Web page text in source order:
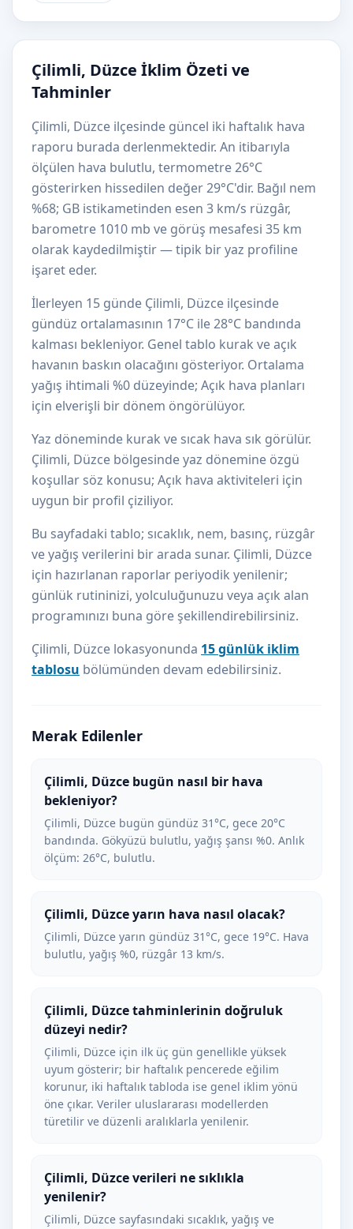
Çilimli, Düzce İklim Özeti ve
Tahminler
Çilimli, Düzce ilçesinde güncel iki haftalık hava
raporu burada derlenmektedir. An itibarıyla
ölçülen hava bulutlu, termometre 26°C
gösterirken hissedilen değer 29°C'dir. Bağıl nem
%68; GB istikametinden esen 3 km/s rüzgâr,
barometre 1010 mb ve görüş mesafesi 35 km
olarak kaydedilmiştir — tipik bir yaz profiline
işaret eder.
İlerleyen 15 günde Çilimli, Düzce ilçesinde
gündüz ortalamasının 17°C ile 28°C bandında
kalması bekleniyor. Genel tablo kurak ve açık
havanın baskın olacağını gösteriyor. Ortalama
yağış ihtimali %0 düzeyinde; Açık hava planları
için elverişli bir dönem öngörülüyor.
Yaz döneminde kurak ve sıcak hava sık görülür.
Çilimli, Düzce bölgesinde yaz dönemine özgü
koşullar söz konusu; Açık hava aktiviteleri için
uygun bir profil çiziliyor.
Bu sayfadaki tablo; sıcaklık, nem, basınç, rüzgâr
ve yağış verilerini bir arada sunar. Çilimli, Düzce
için hazırlanan raporlar periyodik yenilenir;
günlük rutininizi, yolculuğunuzu veya açık alan
programınızı buna göre şekillendirebilirsiniz.
Çilimli, Düzce lokasyonunda 15 günlük iklim
tablosu bölümünden devam edebilirsiniz.
Merak Edilenler
Çilimli, Düzce bugün nasıl bir hava
bekleniyor?
Çilimli, Düzce bugün gündüz 31°C, gece 20°C
bandında. Gökyüzü bulutlu, yağış şansı %0. Anlık
ölçüm: 26°C, bulutlu.
Çilimli, Düzce yarın hava nasıl olacak?
Çilimli, Düzce yarın gündüz 31°C, gece 19°C. Hava
bulutlu, yağış %0, rüzgâr 13 km/s.
Çilimli, Düzce tahminlerinin doğruluk
düzeyi nedir?
Çilimli, Düzce için ilk üç gün genellikle yüksek
uyum gösterir; bir haftalık pencerede eğilim
korunur, iki haftalık tabloda ise genel iklim yönü
öne çıkar. Veriler uluslararası modellerden
türetilir ve düzenli aralıklarla yenilenir.
Çilimli, Düzce verileri ne sıklıkla
yenilenir?
Çilimli, Düzce sayfasındaki sıcaklık, yağış ve